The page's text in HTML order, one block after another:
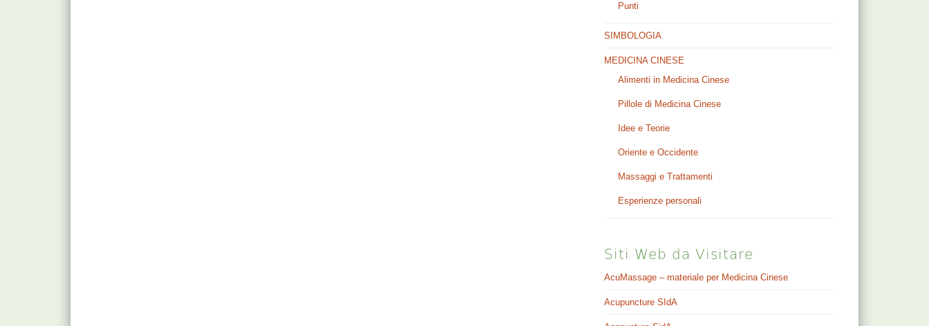
Punti
SIMBOLOGIA
MEDICINA CINESE
Alimenti in Medicina Cinese
Pillole di Medicina Cinese
Idee e Teorie
Oriente e Occidente
Massaggi e Trattamenti
Esperienze personali
Siti Web da Visitare
AcuMassage – materiale per Medicina Cinese
Acupuncture SIdA